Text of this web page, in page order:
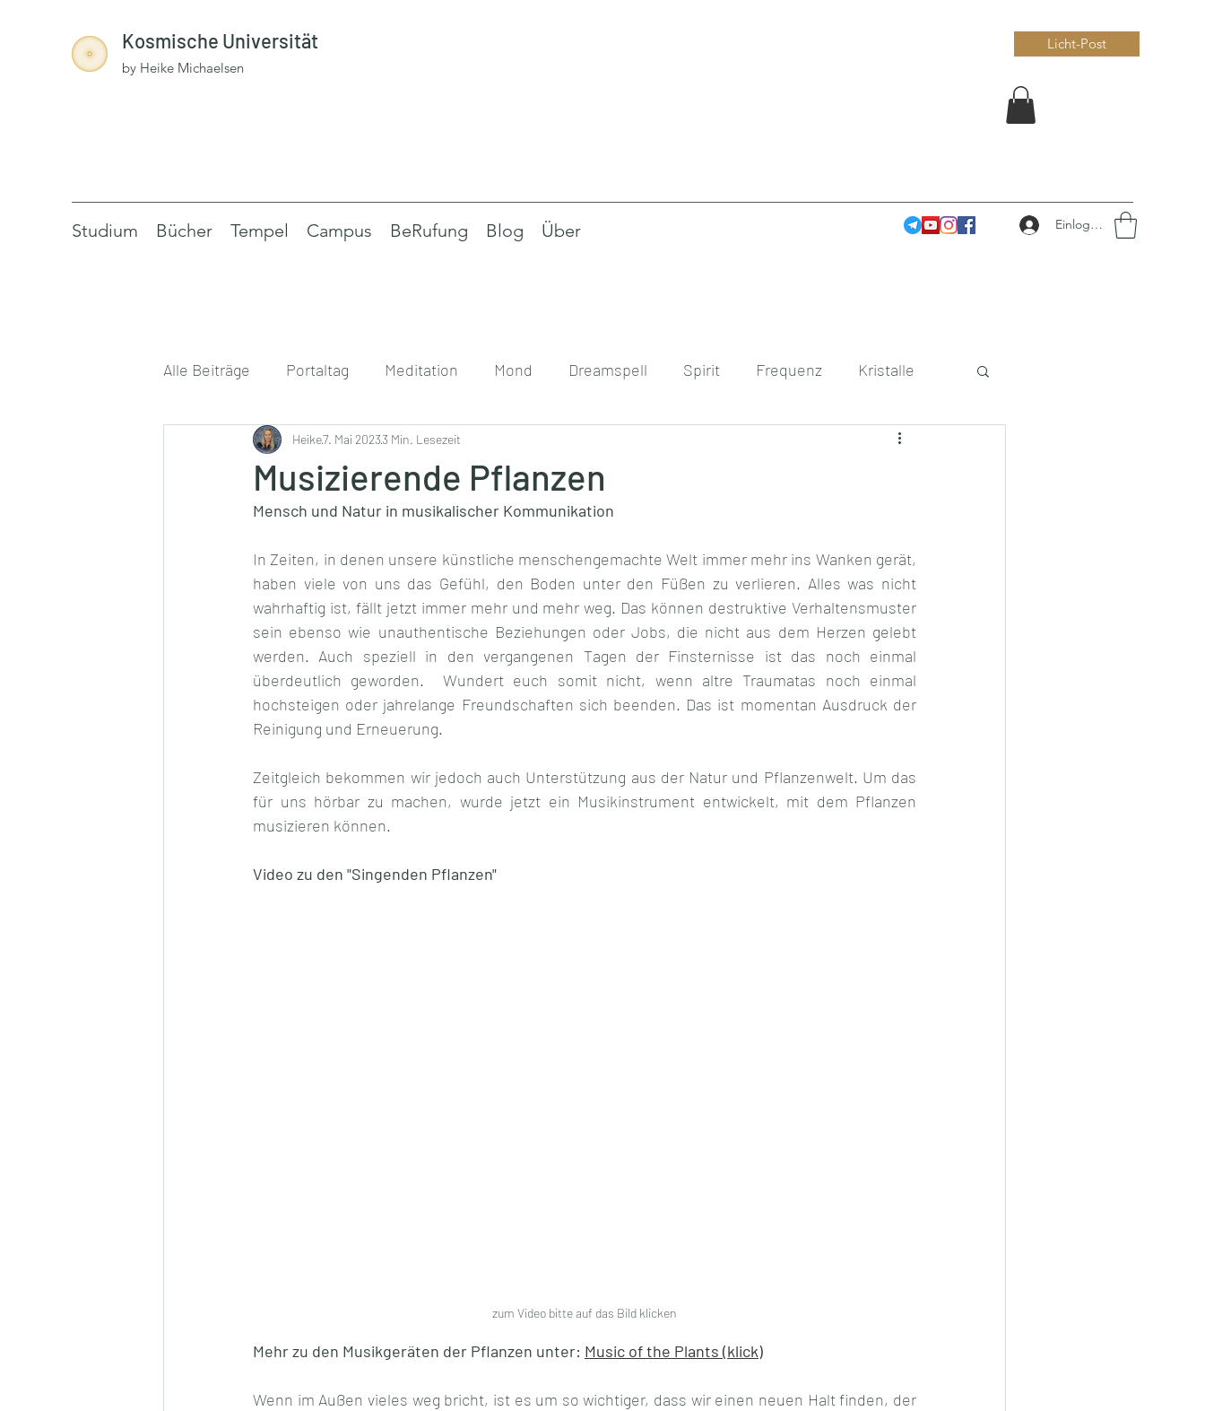
Kosmische Universität
by Heike Michaelsen
Licht-Post
Studium Bücher Tempel Campus BeRufung Blog Über Einloggen
Alle Beiträge Portaltag Meditation Mond Dreamspell Spirit Frequenz Kristalle
Ernährung
Musizierende Pflanzen
Heike7. Mai 20233 Min. Lesezeit
Mensch und Natur in musikalischer Kommunikation
In Zeiten, in denen unsere künstliche menschengemachte Welt immer mehr ins Wanken gerät,
haben viele von uns das Gefühl, den Boden unter den Füßen zu verlieren. Alles was nicht
wahrhaftig ist, fällt jetzt immer mehr und mehr weg. Das können destruktive Verhaltensmuster
sein ebenso wie unauthentische Beziehungen oder Jobs, die nicht aus dem Herzen gelebt
werden. Auch speziell in den vergangenen Tagen der Finsternisse ist das noch einmal
überdeutlich geworden.  Wundert euch somit nicht, wenn altre Traumatas noch einmal
hochsteigen oder jahrelange Freundschaften sich beenden. Das ist momentan Ausdruck der
Reinigung und Erneuerung.
Zeitgleich bekommen wir jedoch auch Unterstützung aus der Natur und Pflanzenwelt. Um das
für uns hörbar zu machen, wurde jetzt ein Musikinstrument entwickelt, mit dem Pflanzen
musizieren können.
Video zu den "Singenden Pflanzen"
zum Video bitte auf das Bild klicken
Mehr zu den Musikgeräten der Pflanzen unter: Music of the Plants (klick)
Wenn im Außen vieles weg bricht, ist es um so wichtiger, dass wir einen neuen Halt finden, der